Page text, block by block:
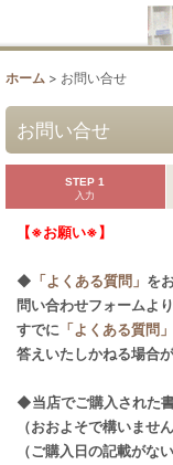
ホーム > お問い合せ
お問い合せ
STEP 1
入力
【※お願い※】
◆ 「よくある質問」 を
問い合わせフォームよ
すでに 「よくある質問」
答えいたしかねる場合が
◆当店でご購入された
（おおよそで構いませ
（ご購入日の記載がな